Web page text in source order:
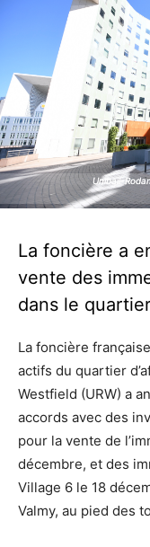
Unibail-
Unibail-
La foncière a
vente des
dans le
La foncière
actifs du quartier
Westfield (URW) a
accords avec des
pour la vente de
décembre, et des
Village 6 le 18
Valmy, au pied des